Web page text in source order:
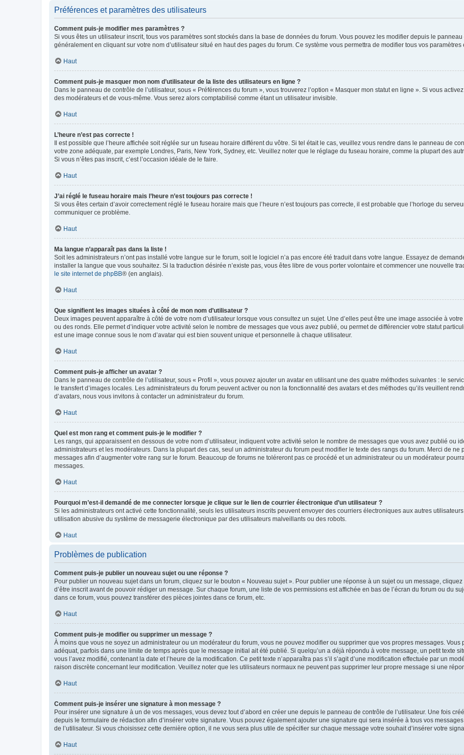
Préférences et paramètres des utilisateurs
Comment puis-je modifier mes paramètres ?
Si vous êtes un utilisateur inscrit, tous vos paramètres sont stockés dans la base de données du forum. Vous pouvez les modifier depuis le
généralement en cliquant sur votre nom d’utilisateur situé en haut des pages du forum. Ce système vous permettra de modifier tous vos paramètres
Haut
Comment puis-je masquer mon nom d’utilisateur de la liste des utilisateurs en ligne ?
Dans le panneau de contrôle de l’utilisateur, sous « Préférences du forum », vous trouverez l’option « Masquer mon statut en ligne ». Si vous
des modérateurs et de vous-même. Vous serez alors comptabilisé comme étant un utilisateur invisible.
Haut
L’heure n’est pas correcte !
Il est possible que l’heure affichée soit réglée sur un fuseau horaire différent du vôtre. Si tel était le cas, veuillez vous rendre dans le panneau de
votre zone adéquate, par exemple Londres, Paris, New York, Sydney, etc. Veuillez noter que le réglage du fuseau horaire, comme la plupart des
Si vous n’êtes pas inscrit, c’est l’occasion idéale de le faire.
Haut
J’ai réglé le fuseau horaire mais l’heure n’est toujours pas correcte !
Si vous êtes certain d’avoir correctement réglé le fuseau horaire mais que l’heure n’est toujours pas correcte, il est probable que l’horloge du
communiquer ce problème.
Haut
Ma langue n’apparaît pas dans la liste !
Soit les administrateurs n’ont pas installé votre langue sur le forum, soit le logiciel n’a pas encore été traduit dans votre langue. Essayez de
installer la langue que vous souhaitez. Si la traduction désirée n’existe pas, vous êtes libre de vous porter volontaire et commencer une nouvelle
le site internet de phpBB® (en anglais).
Haut
Que signifient les images situées à côté de mon nom d’utilisateur ?
Deux images peuvent apparaître à côté de votre nom d’utilisateur lorsque vous consultez un sujet. Une d’elles peut être une image associée à
ou des ronds. Elle permet d’indiquer votre activité selon le nombre de messages que vous avez publié, ou permet de différencier votre statut
est une image connue sous le nom d’avatar qui est bien souvent unique et personnelle à chaque utilisateur.
Haut
Comment puis-je afficher un avatar ?
Dans le panneau de contrôle de l’utilisateur, sous « Profil », vous pouvez ajouter un avatar en utilisant une des quatre méthodes suivantes : le
le transfert d’images locales. Les administrateurs du forum peuvent activer ou non la fonctionnalité des avatars et des méthodes qu’ils veuillent
d’avatars, nous vous invitons à contacter un administrateur du forum.
Haut
Quel est mon rang et comment puis-je le modifier ?
Les rangs, qui apparaissent en dessous de votre nom d’utilisateur, indiquent votre activité selon le nombre de messages que vous avez publié ou
administrateurs et les modérateurs. Dans la plupart des cas, seul un administrateur du forum peut modifier le texte des rangs du forum. Merci de
messages afin d’augmenter votre rang sur le forum. Beaucoup de forums ne toléreront pas ce procédé et un administrateur ou un modérateur
messages.
Haut
Pourquoi m’est-il demandé de me connecter lorsque je clique sur le lien de courrier électronique d’un utilisateur ?
Si les administrateurs ont activé cette fonctionnalité, seuls les utilisateurs inscrits peuvent envoyer des courriers électroniques aux autres
utilisation abusive du système de messagerie électronique par des utilisateurs malveillants ou des robots.
Haut
Problèmes de publication
Comment puis-je publier un nouveau sujet ou une réponse ?
Pour publier un nouveau sujet dans un forum, cliquez sur le bouton « Nouveau sujet ». Pour publier une réponse à un sujet ou un message,
d’être inscrit avant de pouvoir rédiger un message. Sur chaque forum, une liste de vos permissions est affichée en bas de l’écran du forum ou du
dans ce forum, vous pouvez transférer des pièces jointes dans ce forum, etc.
Haut
Comment puis-je modifier ou supprimer un message ?
À moins que vous ne soyez un administrateur ou un modérateur du forum, vous ne pouvez modifier ou supprimer que vos propres messages.
adéquat, parfois dans une limite de temps après que le message initial ait été publié. Si quelqu’un a déjà répondu à votre message, un petit texte
vous l’avez modifié, contenant la date et l’heure de la modification. Ce petit texte n’apparaîtra pas s’il s’agit d’une modification effectuée par un
raison discrète concernant leur modification. Veuillez noter que les utilisateurs normaux ne peuvent pas supprimer leur propre message si une
Haut
Comment puis-je insérer une signature à mon message ?
Pour insérer une signature à un de vos messages, vous devez tout d’abord en créer une depuis le panneau de contrôle de l’utilisateur. Une fois
depuis le formulaire de rédaction afin d’insérer votre signature. Vous pouvez également ajouter une signature qui sera insérée à tous vos
de l’utilisateur. Si vous choisissez cette dernière option, il ne vous sera plus utile de spécifier sur chaque message votre souhait d’insérer votre
Haut